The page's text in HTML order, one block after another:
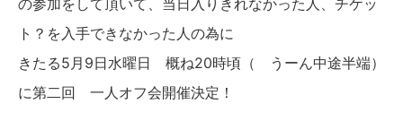
の参加をして頂いて、当日入りきれなかった人、チケッ
ト？を入手できなかった人の為に
きたる5月9日水曜日 概ね20時頃（ うーん中途半端）
に第二回 一人オフ会開催決定！